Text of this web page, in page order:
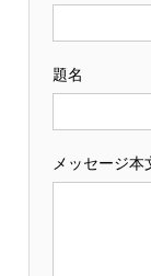
題名
メッセージ本